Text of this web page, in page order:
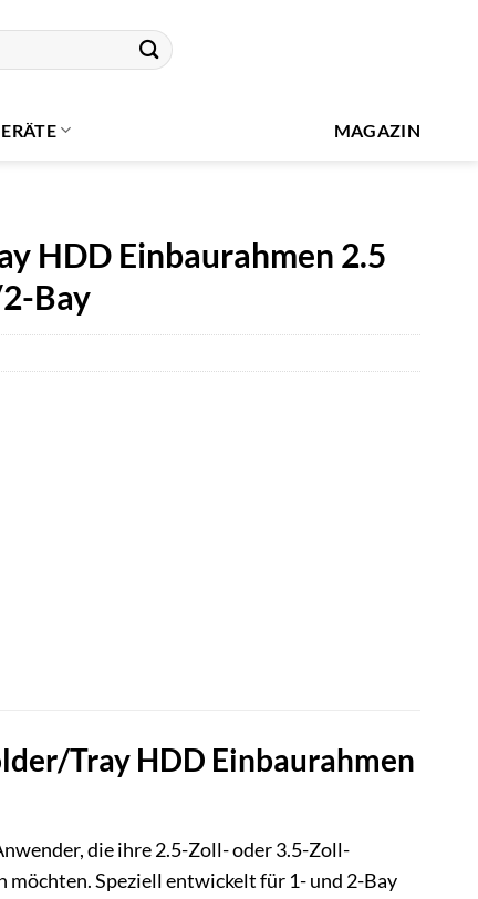
MAGAZIN
HDD Einbaurahmen 2.5
Bay
Tray HDD Einbaurahmen
die ihre 2.5-Zoll- oder 3.5-Zoll-
Speziell entwickelt für 1- und 2-Bay